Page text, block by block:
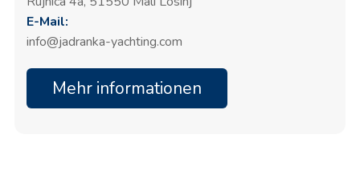
wesentliche Dienstleistungen, darunter
Wasser- und Stromversorgung, WLAN, Rund-
Support. Eine
E-Mail:
info@jadranka-yachting.com
Mehr informationen